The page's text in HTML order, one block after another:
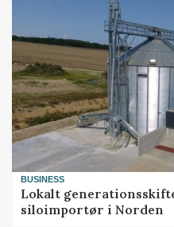
BUSINESS
Lokalt
siloimportør i Norden